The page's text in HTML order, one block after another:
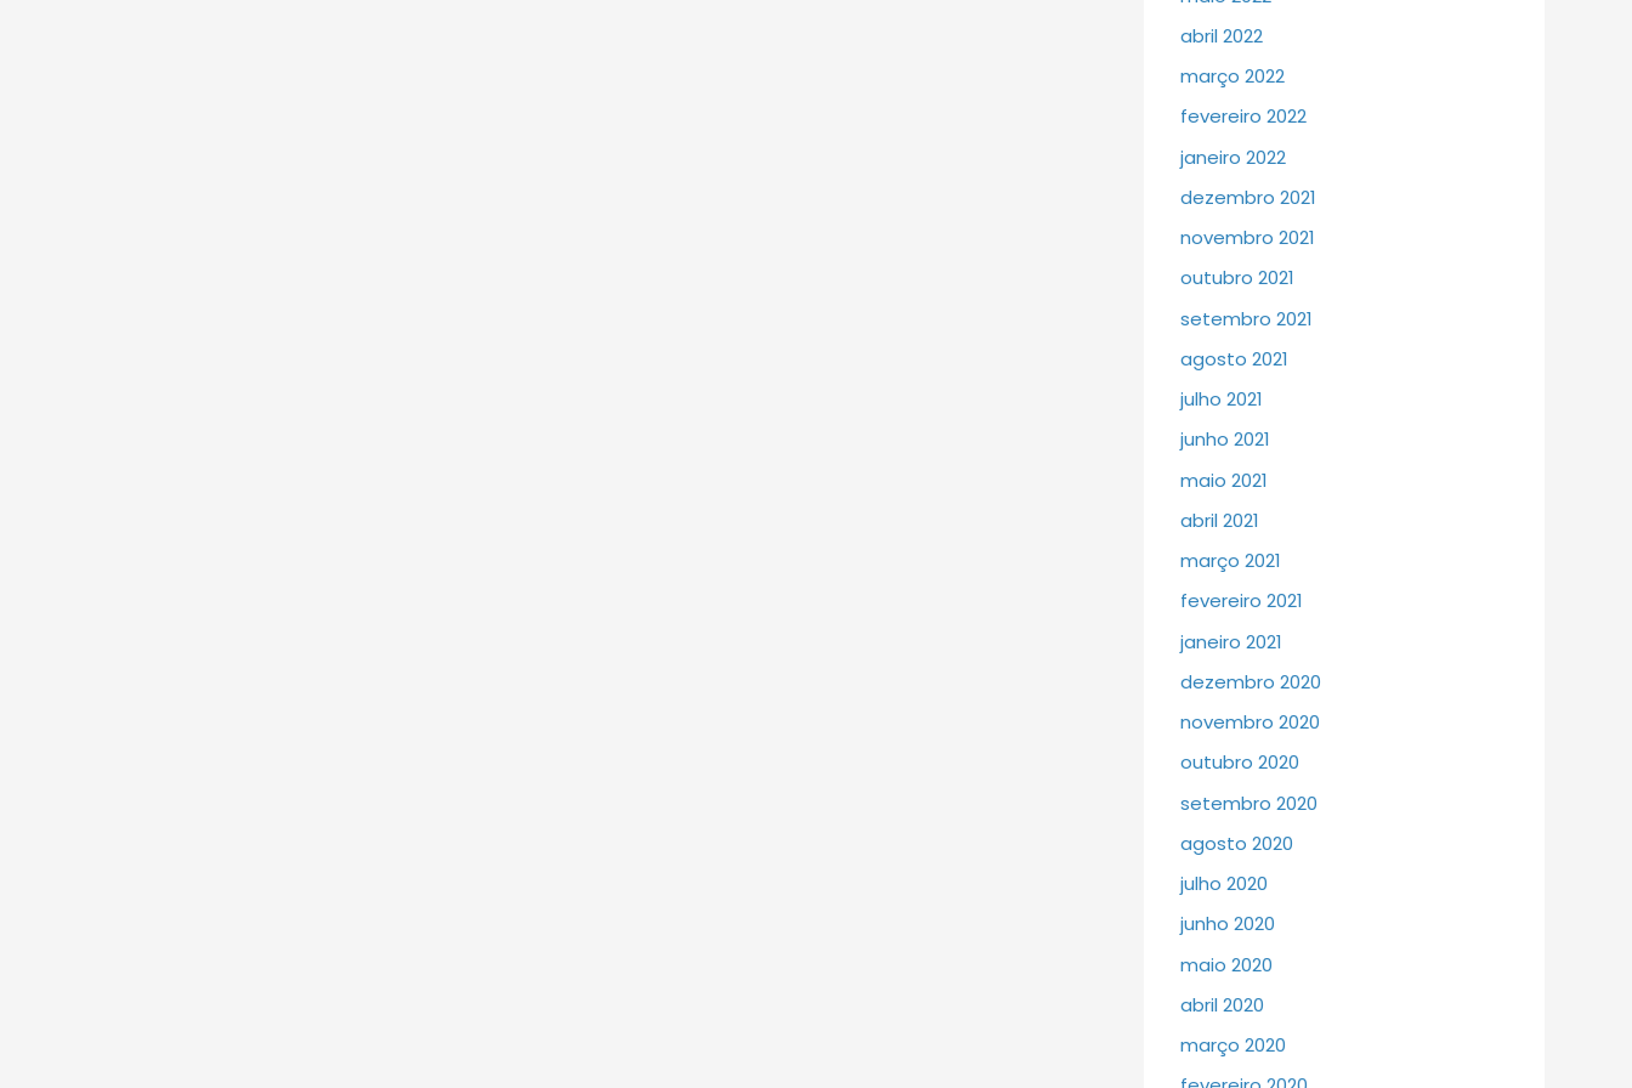
abril 2022
março 2022
fevereiro 2022
janeiro 2022
dezembro 2021
novembro 2021
outubro 2021
setembro 2021
agosto 2021
julho 2021
junho 2021
maio 2021
abril 2021
março 2021
fevereiro 2021
janeiro 2021
dezembro 2020
novembro 2020
outubro 2020
setembro 2020
agosto 2020
julho 2020
junho 2020
maio 2020
abril 2020
março 2020